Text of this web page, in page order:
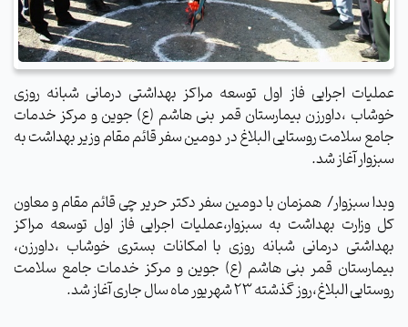
عملیات اجرایی فاز اول توسعه مراکز بهداشتی درمانی شبانه روزی
خوشاب ،داورزن بیمارستان قمر بنی هاشم (ع) جوین و مرکز خدمات
جامع سلامت روستایی البلاغ در دومین سفر قائم مقام وزیر بهداشت به
سبزوار آغاز شد.
وبدا سبزوار/ همزمان با دومین سفر دکتر حریر چی قائم مقام و معاون
کل وزارت بهداشت به سبزوار،عملیات اجرایی فاز اول توسعه مراکز
بهداشتی درمانی شبانه روزی با امکانات بستری خوشاب ،داورزن،
بیمارستان قمر بنی هاشم (ع) جوین و مرکز خدمات جامع سلامت
روستایی البلاغ،روز گذشته 23 شهریور ماه سال جاری آغاز شد.